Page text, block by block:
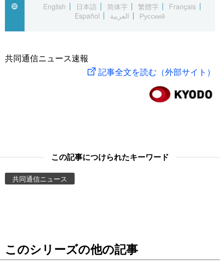
العربية
社会
旅と暮らし
東京
文化
科学・技術
暮らし
お知らせ
English
日本語 简体字 繁體字
Français
Español
العربية Русский
共同通信ニュース速報
記事全文を読む（外部サイト）
この記事につけられたキーワード
共同通信ニュース
このシリーズの他の記事